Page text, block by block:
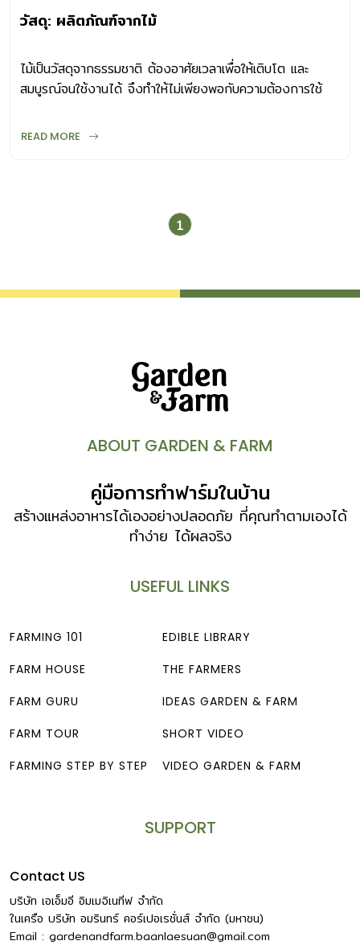
วัสดุ: ผลิตภัณฑ์จากไม้
ไม้เป็นวัสดุจากธรรมชาติ ต้องอาศัยเวลาเพื่อให้เติบโต และ
สมบูรณ์จนใช้งานได้ จึงทำให้ไม่เพียงพอกับความต้องการใช้
นิยมใช้อย่างแพร่หลาย ได้แก่ แผ่นวัสดุที่ใช้ไม้ชิ้นเล็กประสานกัน
ใช้แผ่นไม้แปรรูปบางๆ ที่ต่อประสานกันเป็นแผ่นทำเป็นไส้ (Core)
เพื่อให้หนาขึ้น เช่น ไม้อัด (Plywood) ใช้แผ่นไม้บางวางให้เสี้ยน
เช่น ไม้อัดแอช ไม้อัดบีช ไม้อัดเมเปิ้ล มีขนาด 4×8 ฟุต หรือ
ไม้อัดที่มีไส้ทำจากไม้แปรรูปชิ้นเล็กๆ […]
READ MORE
1
ABOUT GARDEN & FARM
คู่มือการทำฟาร์มในบ้าน
สร้างแหล่งอาหารได้เองอย่างปลอดภัย ที่คุณทำตามเองได้
ทำง่าย ได้ผลจริง
USEFUL LINKS
FARMING 101
FARM HOUSE
FARM GURU
FARM TOUR
FARMING STEP BY STEP
EDIBLE LIBRARY
THE FARMERS
IDEAS GARDEN & FARM
SHORT VIDEO
VIDEO GARDEN & FARM
SUPPORT
Contact US
บริษัท เอเอ็มอี อิมเมจิเนทีฟ จำกัด
ในเครือ บริษัท อมรินทร์ คอร์เปอเรชั่นส์ จำกัด (มหาชน)
Email : gardenandfarm.baanlaesuan@gmail.com